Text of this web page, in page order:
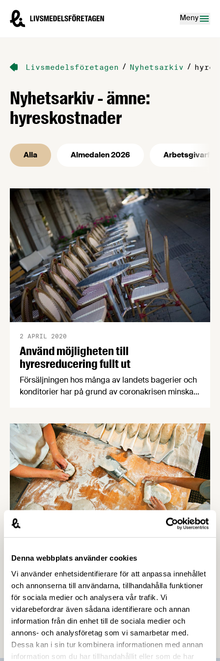
Denna webbplats använder cookies
Vi använder enhetsidentifierare för att anpassa innehållet
och annonserna till användarna, tillhandahålla funktioner
för sociala medier och analysera vår trafik. Vi
vidarebefordrar även sådana identifierare och annan
information från din enhet till de sociala medier och
annons- och analysföretag som vi samarbetar med.
Dessa kan i sin tur kombinera informationen med annan
information som du har tillhandahållit eller som de har
Livsmedelsföretagen – till startsidan
Meny
Livsmedelsföretagen / Nyhetsarkiv /
Nyhetsarkiv - ämne:
hyreskostnader
Alla Almedalen 2026
Använd möjligheten till
hyresreducering fullt ut
2 APRIL 2020
Försäljningen hos många av landets bagerier och
konditorier har på grund av coronakrisen minskat
konditorer (SBK) är därför positiva till regeringens
förslag för sänkta hyror och uppmanar
medlemsföretag att använda systemet för
hyresreduceringar fullt ut.
Nytt krispaket för små och medelstora
företag
26 MARS 2020
Regeringen presenterade på onsdagskvällen
ytterligare åtgärder för att mildra de ekonomiska
konsekvenserna av virusutbrottet. Förslagen, som
är särskilt inriktade på små och medelstora